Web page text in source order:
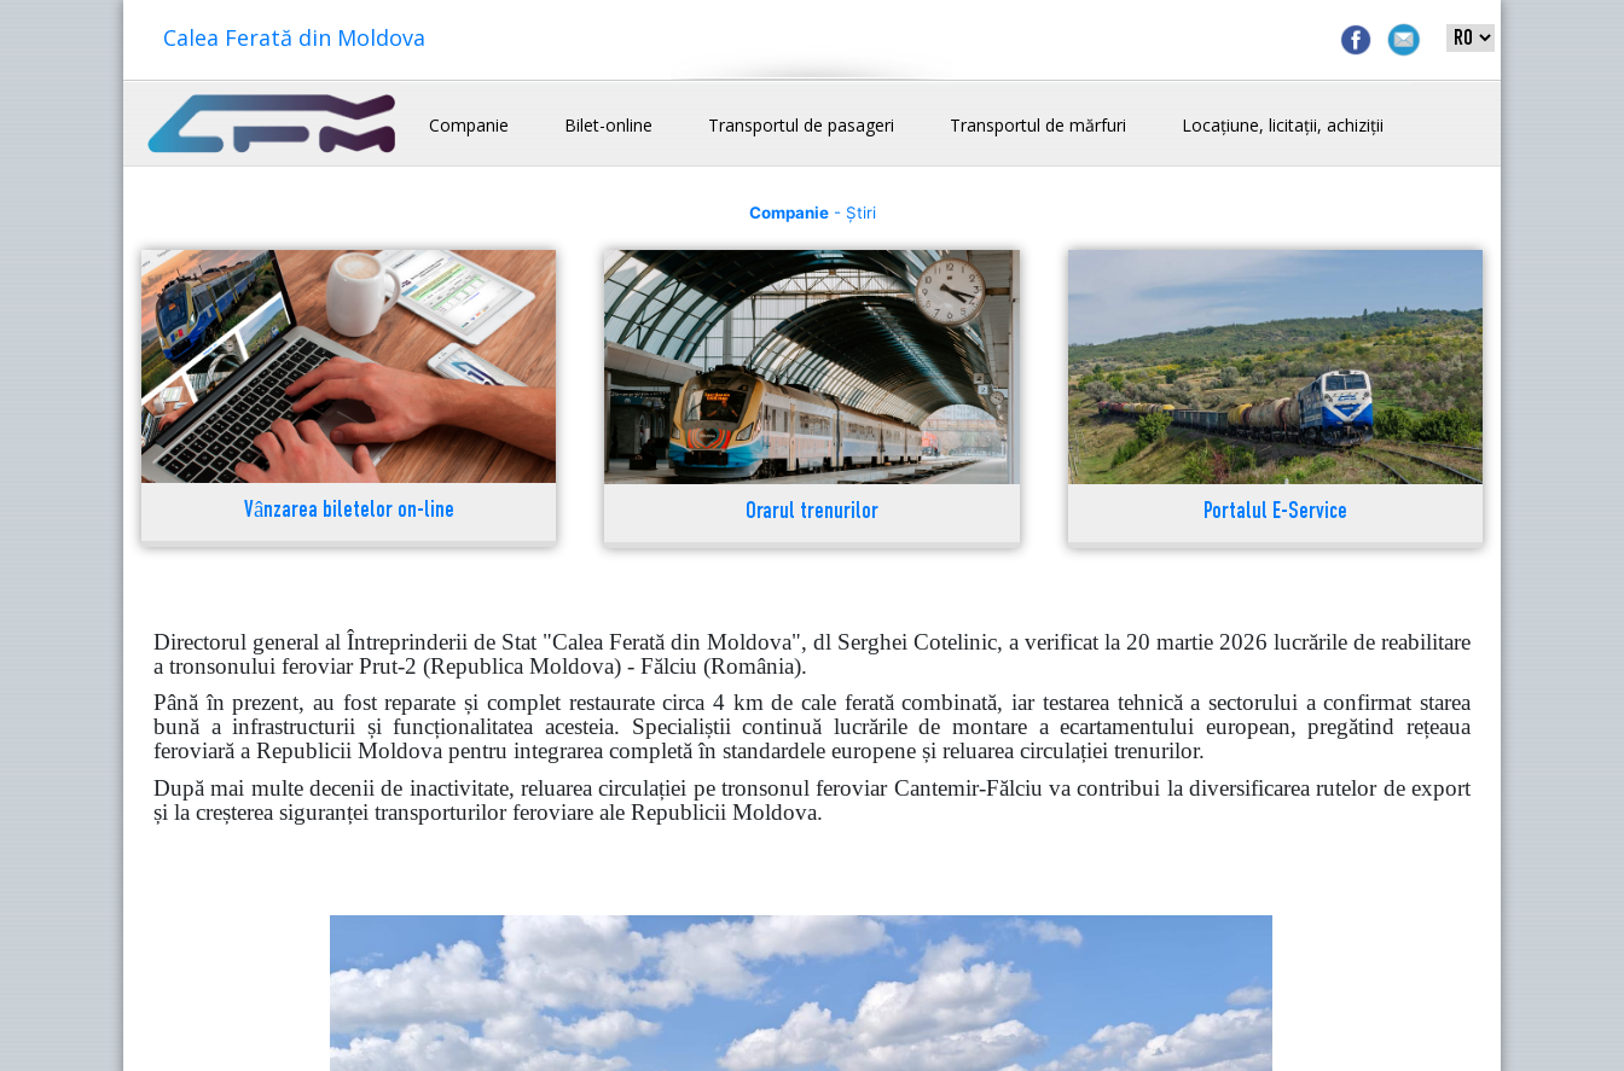
Calea Ferată din Moldova
Companie Bilet-online Transportul de pasageri Transportul de mărfuri Locațiune, licitații, achiziții
Companie- Știri
Vânzarea biletelor on-line Orarul trenurilor Portalul E-Service
Directorul general al Întreprinderii de Stat "Calea Ferată din Moldova", dl Serghei Cotelinic, a verificat la 20 martie 2026 lucrările de reabilitare
a tronsonului feroviar Prut-2 (Republica Moldova) - Fălciu (România).
Până în prezent, au fost reparate și complet restaurate circa 4 km de cale ferată combinată, iar testarea tehnică a sectorului a confirmat starea
bună a infrastructurii și funcționalitatea acesteia. Specialiștii continuă lucrările de montare a ecartamentului european, pregătind rețeaua
feroviară a Republicii Moldova pentru integrarea completă în standardele europene și reluarea circulației trenurilor.
După mai multe decenii de inactivitate, reluarea circulației pe tronsonul feroviar Cantemir-Fălciu va contribui la diversificarea rutelor de export
și la creșterea siguranței transporturilor feroviare ale Republicii Moldova.